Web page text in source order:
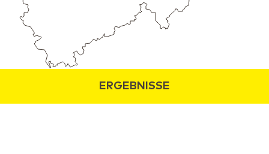
ERGEBNISSE